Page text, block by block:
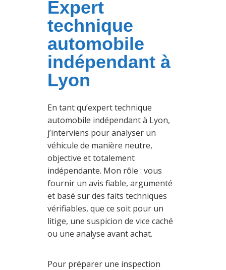
Expert
technique
automobile
indépendant à
Lyon
En tant qu’expert technique
automobile indépendant à Lyon,
j’interviens pour analyser un
véhicule de manière neutre,
objective et totalement
indépendante. Mon rôle : vous
fournir un avis fiable, argumenté
et basé sur des faits techniques
vérifiables, que ce soit pour un
litige, une suspicion de vice caché
ou une analyse avant achat.
Pour préparer une inspection